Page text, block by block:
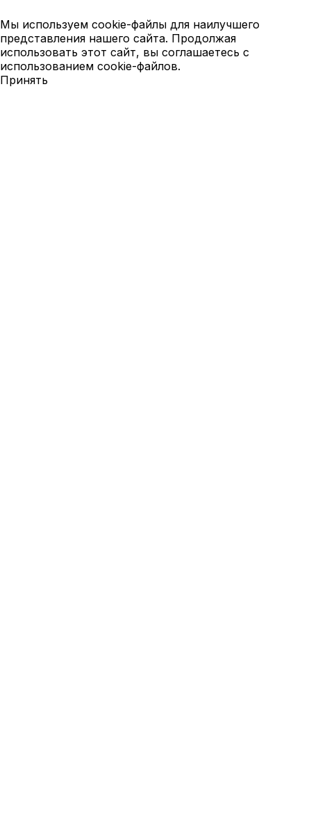
Мы используем cookie-файлы для наилучшего
представления нашего сайта. Продолжая
использовать этот сайт, вы соглашаетесь с
использованием cookie-файлов.
Принять